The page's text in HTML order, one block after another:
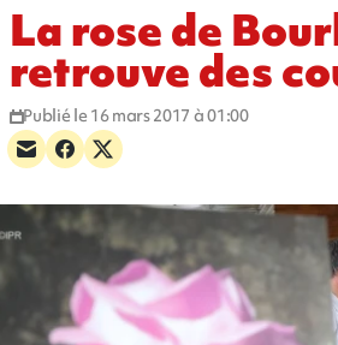
La rose de
retrouve des
Publié le 16 mars 2017 à 01:00